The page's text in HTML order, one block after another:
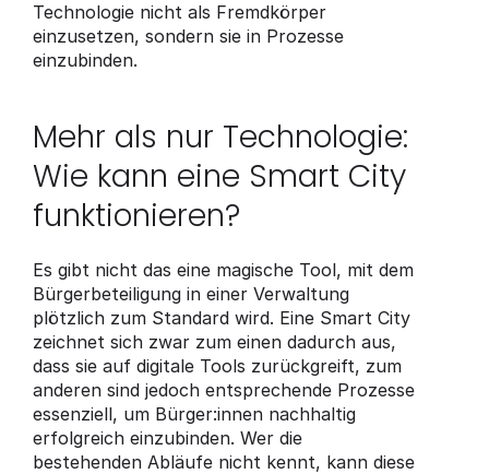
Technologie nicht als Fremdkörper
einzusetzen, sondern sie in Prozesse
einzubinden.
Mehr als nur Technologie:
Wie kann eine Smart City
funktionieren?
Es gibt nicht das eine magische Tool, mit dem
Bürgerbeteiligung in einer Verwaltung
plötzlich zum Standard wird. Eine Smart City
zeichnet sich zwar zum einen dadurch aus,
dass sie auf digitale Tools zurückgreift, zum
anderen sind jedoch entsprechende Prozesse
essenziell, um Bürger:innen nachhaltig
erfolgreich einzubinden. Wer die
bestehenden Abläufe nicht kennt, kann diese